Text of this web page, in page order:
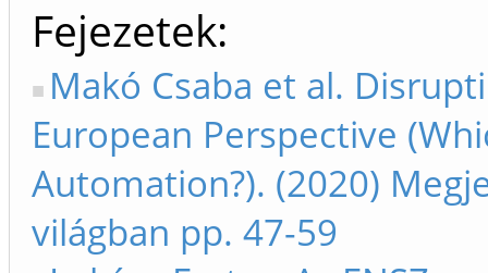
Fejezetek
Makó Csaba et al.
European Perspective
Automation?). (2020)
világban pp. 47-59